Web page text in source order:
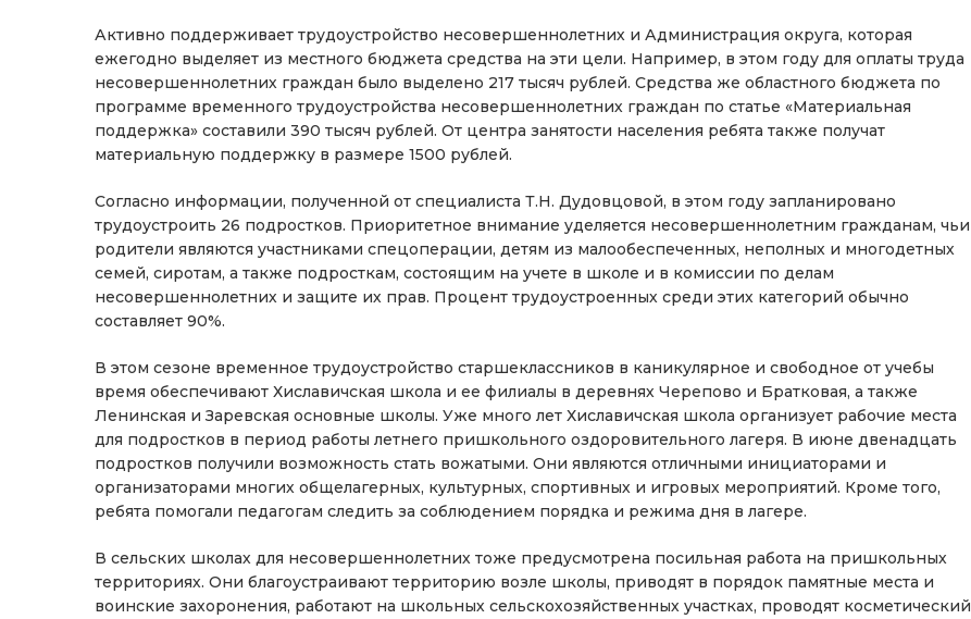
Активно поддерживает трудоустройство несовершеннолетних и Администрация округа, которая
ежегодно выделяет из местного бюджета средства на эти цели. Например, в этом году для оплаты труда
несовершеннолетних граждан было выделено 217 тысяч рублей. Средства же областного бюджета по
программе временного трудоустройства несовершеннолетних граждан по статье «Материальная
поддержка» составили 390 тысяч рублей. От центра занятости населения ребята также получат
материальную поддержку в размере 1500 рублей.
Согласно информации, полученной от специалиста Т.Н. Дудовцовой, в этом году запланировано
трудоустроить 26 подростков. Приоритетное внимание уделяется несовершеннолетним гражданам, чьи
родители являются участниками спецоперации, детям из малообеспеченных, неполных и многодетных
семей, сиротам, а также подросткам, состоящим на учете в школе и в комиссии по делам
несовершеннолетних и защите их прав. Процент трудоустроенных среди этих категорий обычно
составляет 90%.
В этом сезоне временное трудоустройство старшеклассников в каникулярное и свободное от учебы
время обеспечивают Хиславичская школа и ее филиалы в деревнях Черепово и Братковая, а также
Ленинская и Заревская основные школы. Уже много лет Хиславичская школа организует рабочие места
для подростков в период работы летнего пришкольного оздоровительного лагеря. В июне двенадцать
подростков получили возможность стать вожатыми. Они являются отличными инициаторами и
организаторами многих общелагерных, культурных, спортивных и игровых мероприятий. Кроме того,
ребята помогали педагогам следить за соблюдением порядка и режима дня в лагере.
В сельских школах для несовершеннолетних тоже предусмотрена посильная работа на пришкольных
территориях. Они благоустраивают территорию возле школы, приводят в порядок памятные места и
воинские захоронения, работают на школьных сельскохозяйственных участках, проводят косметический